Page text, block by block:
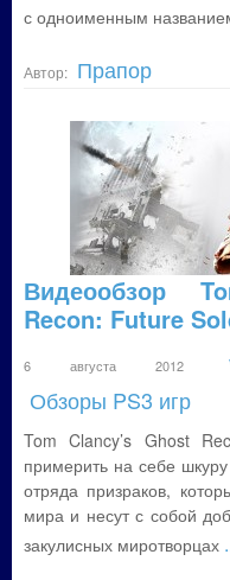
с одноименным
Автор: Прапор
Видеообзор
Recon: Future
6 августа 2012
Обзоры PS3 игр
Tom Clancy’s Ghost
примерить на себе
отряда призраков,
мира и несут с собой
закулисных миротворцах